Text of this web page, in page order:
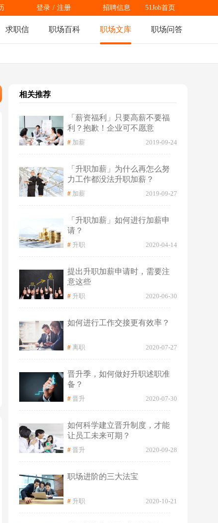
招聘信息 51Job首页
登录 / 注册
求职信 职场百科 职场文库 职场问答
相关推荐
「薪资福利」只要高薪不要福
利？抱歉！企业可不愿意
# 加薪 2019-09-24
「升职加薪」为什么再怎么努
力工作都没法升职加薪？
# 加薪 2019-09-27
「升职加薪」如何进行加薪申
请？
# 升职 2020-04-14
提出升职加薪申请时，需要注
意这些
# 升职 2020-06-30
如何进行工作交接更有效率？
# 离职 2020-07-27
晋升季，如何做好升职述职准
备？
# 晋升 2020-07-30
如何科学建立晋升制度，才能
让员工未来可期？
# 晋升 2020-09-28
职场进阶的三大法宝
# 升职 2020-10-21